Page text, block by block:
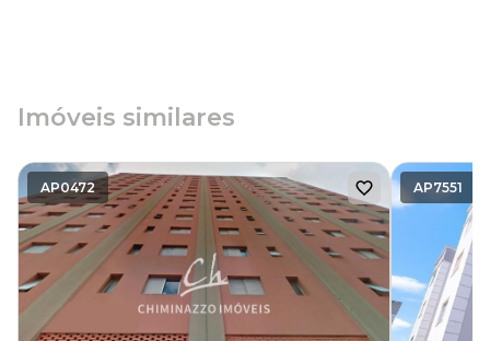
Imóveis similares
AP0472 AP7551